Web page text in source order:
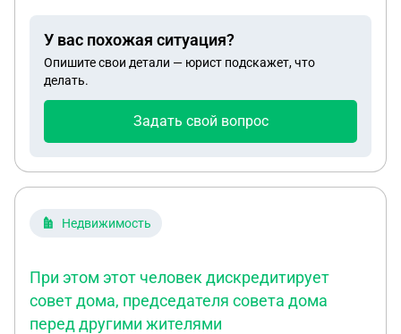
У вас похожая ситуация?
Опишите свои детали — юрист подскажет, что
делать.
Задать свой вопрос
Недвижимость
При этом этот человек дискредитирует
совет дома, председателя совета дома
перед другими жителями